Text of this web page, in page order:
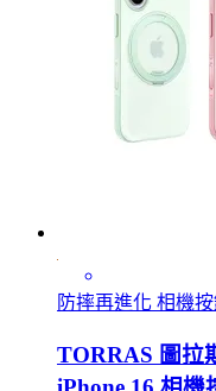
防摔再進化 相機
TORRAS 圖拉